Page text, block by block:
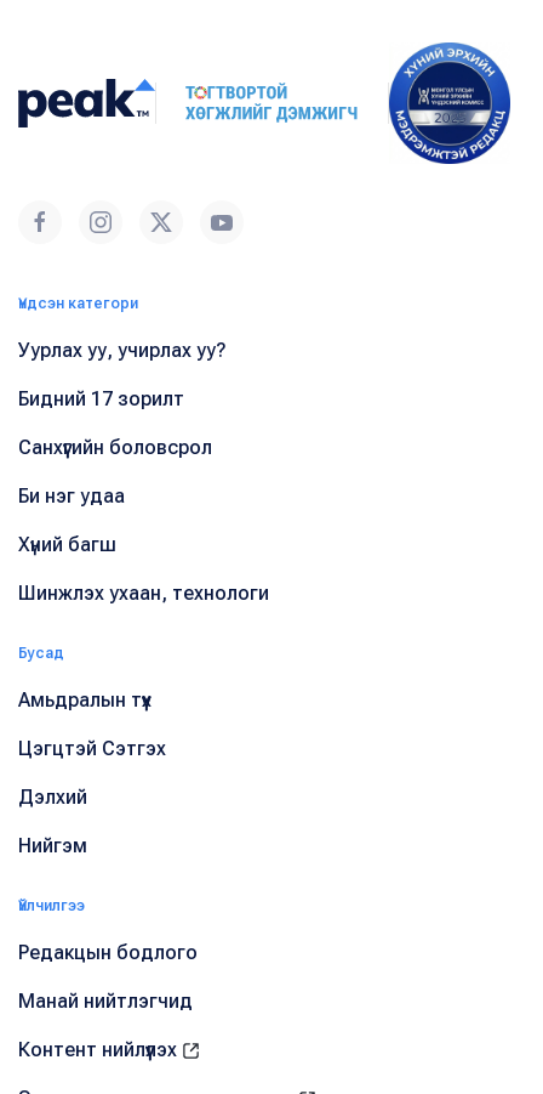
Үндсэн категори
Уурлах уу, учирлах уу?
Бидний 17 зорилт
Санхүүгийн боловсрол
Би нэг удаа
Хүний багш
Шинжлэх ухаан, технологи
Бусад
Амьдралын түүх
Цэгцтэй Сэтгэх
Дэлхий
Нийгэм
Үйлчилгээ
Редакцын бодлого
Манай нийтлэгчид
Контент нийлүүлэх